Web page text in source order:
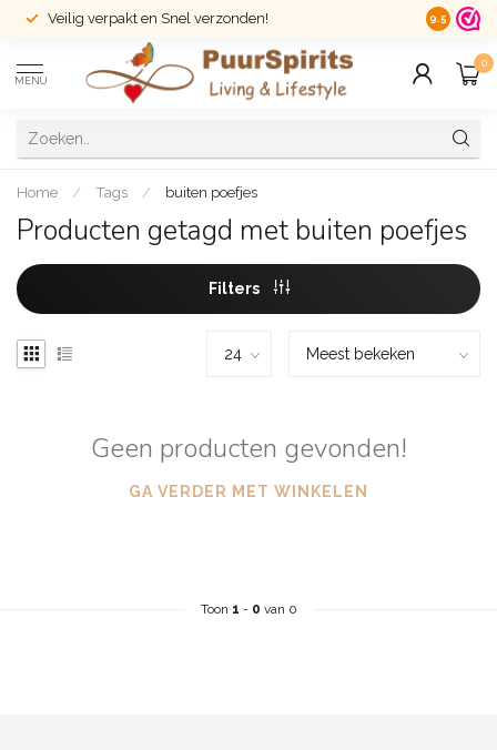
Veilig verpakt en Snel verzonden! 14 dagen
9.5
MENU
0
Home / Tags / buiten poefjes
Producten getagd met buiten poefjes
Filters
Geen producten gevonden!
GA VERDER MET WINKELEN
Toon 1 - 0 van 0